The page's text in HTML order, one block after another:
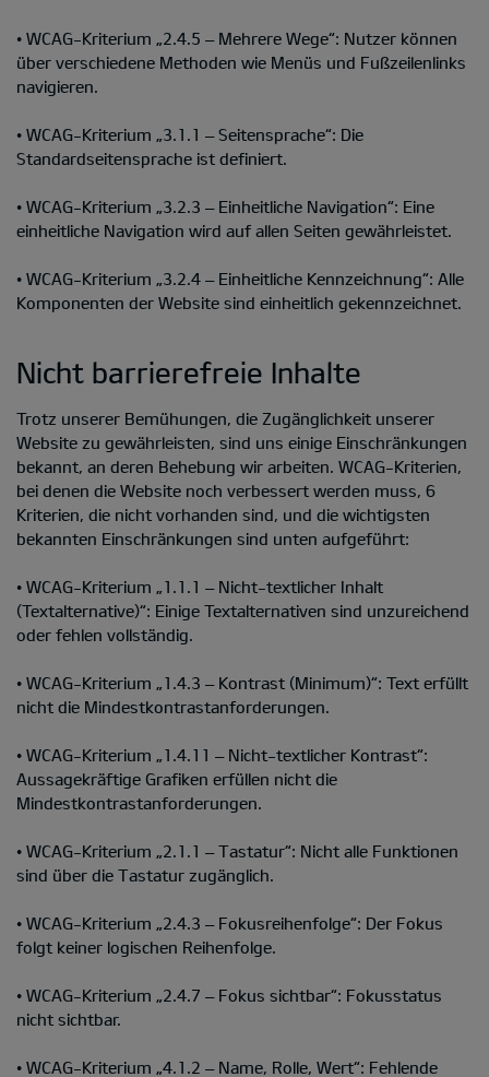
• WCAG-Kriterium „2.4.5 – Mehrere Wege“: Nutzer können
über verschiedene Methoden wie Menüs und Fußzeilenlinks
navigieren.
• WCAG-Kriterium „3.1.1 – Seitensprache“: Die
Standardseitensprache ist definiert.
• WCAG-Kriterium „3.2.3 – Einheitliche Navigation“: Eine
einheitliche Navigation wird auf allen Seiten gewährleistet.
• WCAG-Kriterium „3.2.4 – Einheitliche Kennzeichnung“: Alle
Komponenten der Website sind einheitlich gekennzeichnet.
Nicht barrierefreie Inhalte
Trotz unserer Bemühungen, die Zugänglichkeit unserer
Website zu gewährleisten, sind uns einige Einschränkungen
bekannt, an deren Behebung wir arbeiten. WCAG-Kriterien,
bei denen die Website noch verbessert werden muss, 6
Kriterien, die nicht vorhanden sind, und die wichtigsten
bekannten Einschränkungen sind unten aufgeführt:
• WCAG-Kriterium „1.1.1 – Nicht-textlicher Inhalt
(Textalternative)“: Einige Textalternativen sind unzureichend
oder fehlen vollständig.
• WCAG-Kriterium „1.4.3 – Kontrast (Minimum)“: Text erfüllt
nicht die Mindestkontrastanforderungen.
• WCAG-Kriterium „1.4.11 – Nicht-textlicher Kontrast“:
Aussagekräftige Grafiken erfüllen nicht die
Mindestkontrastanforderungen.
• WCAG-Kriterium „2.1.1 – Tastatur“: Nicht alle Funktionen
sind über die Tastatur zugänglich.
• WCAG-Kriterium „2.4.3 – Fokusreihenfolge“: Der Fokus
folgt keiner logischen Reihenfolge.
• WCAG-Kriterium „2.4.7 – Fokus sichtbar“: Fokusstatus
nicht sichtbar.
• WCAG-Kriterium „4.1.2 – Name, Rolle, Wert“: Fehlende